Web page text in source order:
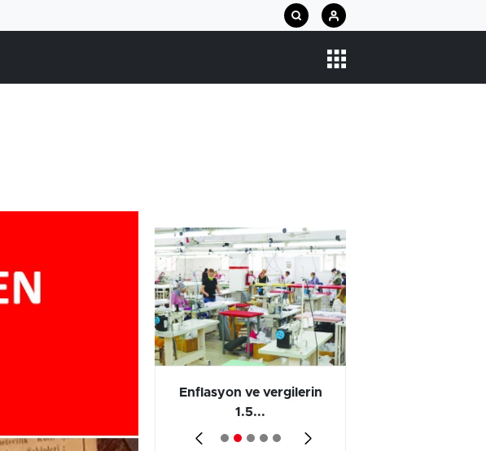
Enflasyon ve vergilerin
1.5...